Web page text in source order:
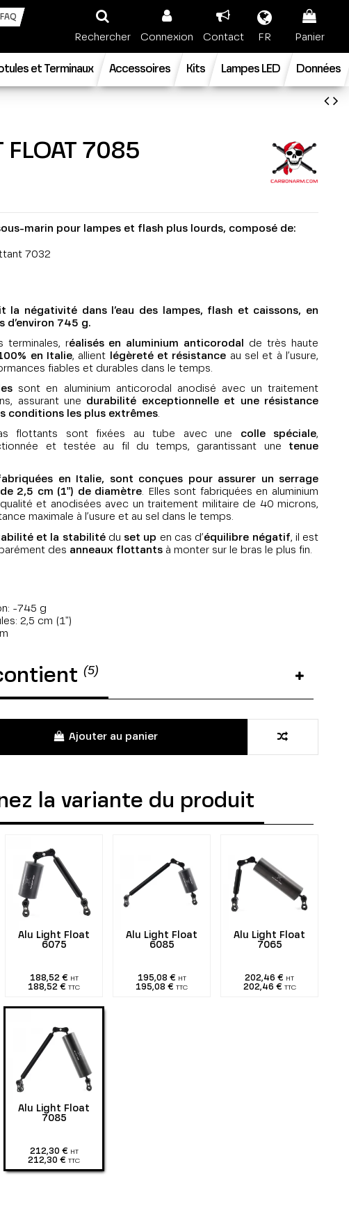
FAQ
Rechercher Connexion Contact FR Panier
et Terminaux Accessoires Kits Lampes LED Données
FLOAT 7085
marin pour lampes et flash plus lourds, composé de:
7032
négativité dans l’eau des lampes, flash et caissons, en
d’environ 745 g.
terminales, réalisés en aluminium anticorodal
de très haute
en Italie, allient légèreté et résistance au sel et à l’usure,
fiables et durables dans le temps.
sont en aluminium anticorodal anodisé avec un traitement
assurant une durabilité exceptionnelle et une résistance
conditions les plus extrêmes.
flottants sont fixées au tube avec une
colle spéciale,
et testée au fil du temps, garantissant une tenue
en Italie, sont conçues pour assurer un serrage
2,5 cm (1") de diamètre. Elles sont fabriquées en aluminium
et anodisées avec un traitement militaire de 40 microns,
maximale à l’usure et au sel dans le temps.
et la stabilitédu set up en cas d’équilibre négatif, il est
des anneaux flottants à monter sur le bras le plus fin.
-745 g
2,5 cm (1")
(5)
Ajouter au panier
la variante du produit
Alu Light Float
6075
188,52 € HT
188,52 € TTC
Alu Light Float
6085
195,08 € HT
195,08 € TTC
Alu Light Float
7065
202,46 € HT
202,46 € TTC
Alu Light Float
7085
212,30 € HT
212,30 € TTC